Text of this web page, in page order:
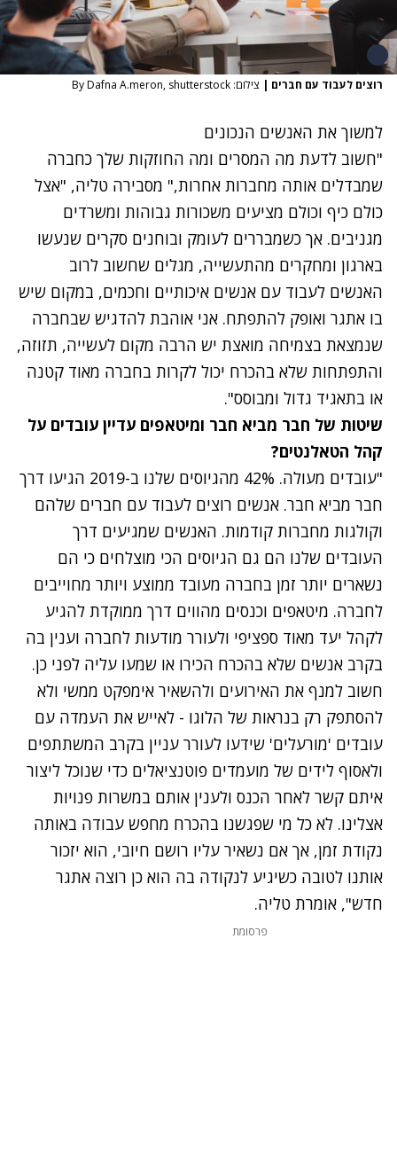
רוצים לעבוד עם חברים | צילום: By Dafna A.meron, shutterstock
למשוך את האנשים הנכונים
"חשוב לדעת מה המסרים ומה החוזקות שלך כחברה
שמבדלים אותה מחברות אחרות," מסבירה טליה, "אצל
כולם כיף וכולם מציעים משכורות גבוהות ומשרדים
מגניבים. אך כשמבררים לעומק ובוחנים סקרים שנעשו
בארגון ומחקרים מהתעשייה, מגלים שחשוב לרוב
האנשים לעבוד עם אנשים איכותיים וחכמים, במקום שיש
בו אתגר ואופק להתפתח. אני אוהבת להדגיש שבחברה
שנמצאת בצמיחה מואצת יש הרבה מקום לעשייה, תזוזה,
והתפתחות שלא בהכרח יכול לקרות בחברה מאוד קטנה
או בתאגיד גדול ומבוסס".
שיטות של חבר מביא חבר ומיטאפים עדיין עובדים על
קהל הטאלנטים?
"עובדים מעולה. 42% מהגיוסים שלנו ב-2019 הגיעו דרך
חבר מביא חבר. אנשים רוצים לעבוד עם חברים שלהם
וקולגות מחברות קודמות. האנשים שמגיעים דרך
העובדים שלנו הם גם הגיוסים הכי מוצלחים כי הם
נשארים יותר זמן בחברה מעובד ממוצע ויותר מחוייבים
לחברה. מיטאפים וכנסים מהווים דרך ממוקדת להגיע
לקהל יעד מאוד ספציפי ולעורר מודעות לחברה וענין בה
בקרב אנשים שלא בהכרח הכירו או שמעו עליה לפני כן.
חשוב למנף את האירועים ולהשאיר אימפקט ממשי ולא
להסתפק רק בנראות של הלוגו - לאייש את העמדה עם
עובדים 'מורעלים' שידעו לעורר עניין בקרב המשתתפים
ולאסוף לידים של מועמדים פוטנציאלים כדי שנוכל ליצור
איתם קשר לאחר הכנס ולענין אותם במשרות פנויות
אצלינו. לא כל מי שפגשנו בהכרח מחפש עבודה באותה
נקודת זמן, אך אם נשאיר עליו רושם חיובי, הוא יזכור
אותנו לטובה כשיגיע לנקודה בה הוא כן רוצה אתגר
חדש", אומרת טליה.
פרסומת